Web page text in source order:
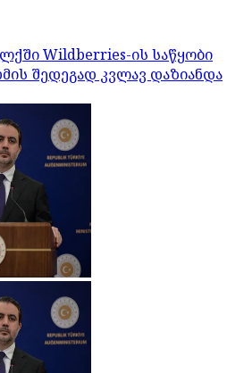
Wildberries-ის საწყობი
შედეგად კვლავ დაზიანდა